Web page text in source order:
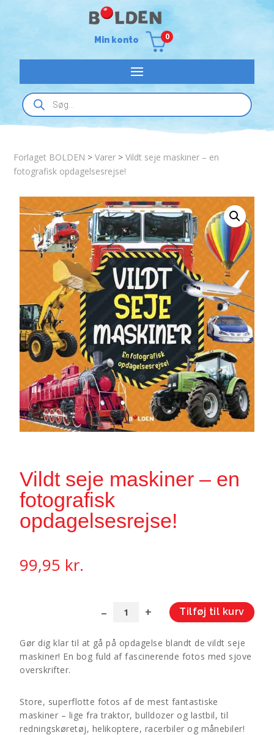
Min konto 0
Products
search
Forlaget BOLDEN >Varer >Vildt seje maskiner – en
fotografisk opdagelsesrejse!
Vildt seje maskiner – en
fotografisk
opdagelsesrejse!
99,95 kr.
Vildt
maskiner
-
opdagelsesrejse!
antal
Tilføj til kurv
A
Gør dig klar til at gå på opdagelse blandt de vildt seje
maskiner! En bog fuld af fascinerende fotos med sjove
overskrifter.
Store, superflotte fotos af de mest fantastiske
maskiner – lige fra traktor, bulldozer og lastbil, til
redningskøretøj, helikoptere, racerbiler og månebiler!